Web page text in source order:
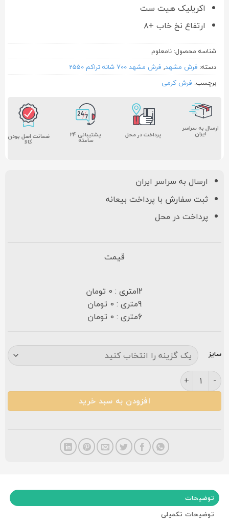
اکریلیک هیت ست
ارتفاع نخ خاب +۸
شناسه محصول: نامعلوم
دسته: فرش مشهد, فرش مشهد 700 شانه تراکم 2550
برچسب: فرش کرمی
ارسال به سراسر
ایران پرداخت در محل پشتیبانی ۲۴
ساعته ضمانت اصل بودن
کالا
ارسال به سراسر ایران
ثبت سفارش با پرداخت بیعانه
پرداخت در محل
قیمت
12متری : 0 تومان
9متری : 0 تومان
6متری : 0 تومان
سایز
فرش مشهد ۷۰۰ شانه کد ۷۲۲۱۴۶ کرم عدد
افزودن به سبد خرید
توضیحات
توضیحات تکمیلی